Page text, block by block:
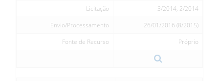
Licitação
3/2014, 2/2014
Envio/Processamento
26/01/2016 (8/2015)
Fonte de Recurso
Próprio